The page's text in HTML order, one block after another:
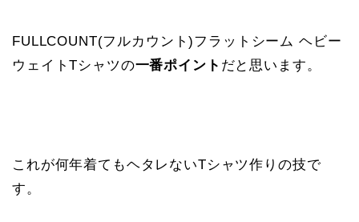
FULLCOUNT(フルカウント)フラットシーム ヘビー
ウェイトTシャツの一番ポイント だと思います。
これが何年着てもヘタレないTシャツ作りの技で
す。